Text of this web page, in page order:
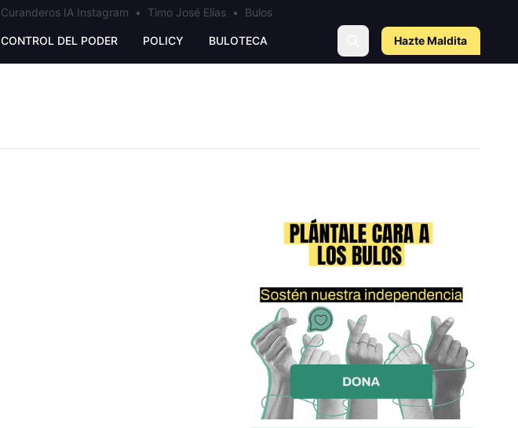
Curanderos IA Instagram • Timo José Elías • Bulos
CONTROL DEL PODER POLICY BULOTECA Hazte Maldita